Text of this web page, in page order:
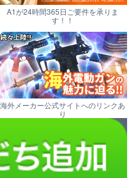
A1が24時間365日ご要件を承りま
す！！
海外メーカー公式サイトへのリンクあ
り